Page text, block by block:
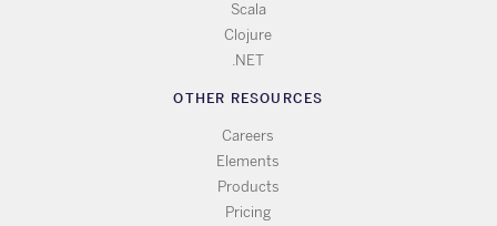
Scala
Clojure
.NET
OTHER RESOURCES
Careers
Elements
Products
Pricing